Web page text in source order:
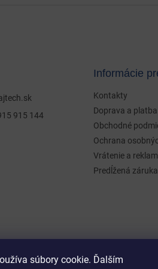
súbory cookie. Ďalším
915 144
Informácie
Kontakty
Doprava a platba
Obchodné
Ochrana
Vrátenie a
Predĺžená záruka